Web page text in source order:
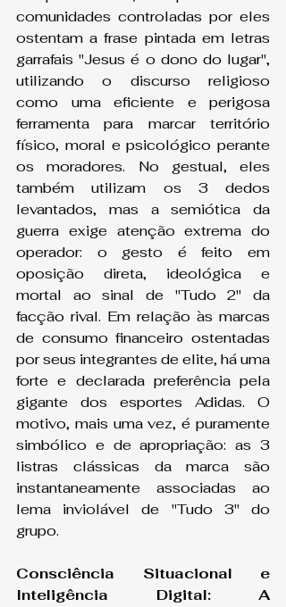
comunidades controladas por eles
ostentam a frase pintada em letras
garrafais "Jesus é o dono do lugar",
utilizando o discurso religioso
como uma eficiente e perigosa
ferramenta para marcar território
físico, moral e psicológico perante
os moradores. No gestual, eles
também utilizam os 3 dedos
levantados, mas a semiótica da
guerra exige atenção extrema do
operador: o gesto é feito em
oposição direta, ideológica e
mortal ao sinal de "Tudo 2" da
facção rival. Em relação às marcas
de consumo financeiro ostentadas
por seus integrantes de elite, há uma
forte e declarada preferência pela
gigante dos esportes Adidas. O
motivo, mais uma vez, é puramente
simbólico e de apropriação: as 3
listras clássicas da marca são
instantaneamente associadas ao
lema inviolável de "Tudo 3" do
grupo.
Consciência Situacional e
Inteligência Digital: A